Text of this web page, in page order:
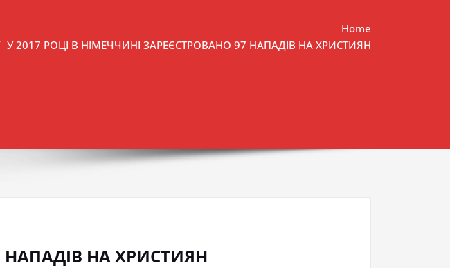
Home
У 2017 РОЦІ В НІМЕЧЧИНІ ЗАРЕЄСТРОВАНО 97 НАПАДІВ НА ХРИСТИЯН
НАПАДІВ НА ХРИСТИЯН